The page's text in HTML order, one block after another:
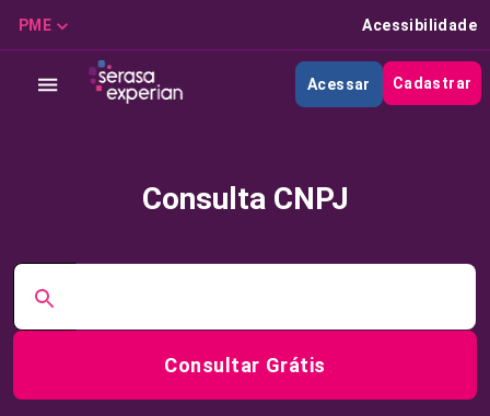
PME Acessibilidade
Acessar Cadastrar
Consulta CNPJ
Consultar Grátis